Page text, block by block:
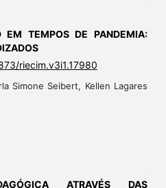
TEMPOS DE PANDEMIA:
riecim.v3i1.17980
Simone Seibert, Kellen Lagares
ATRAVÉS DAS